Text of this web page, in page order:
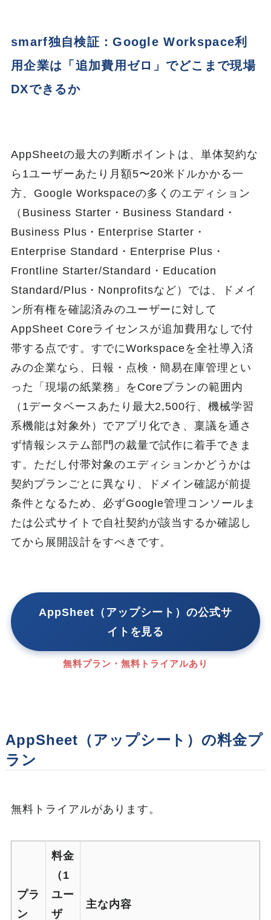
smarf独自検証：Google Workspace利
用企業は「追加費用ゼロ」でどこまで現場
DXできるか
AppSheetの最大の判断ポイントは、単体契約な
ら1ユーザーあたり月額5〜20米ドルかかる一
方、Google Workspaceの多くのエディション
（Business Starter・Business Standard・
Business Plus・Enterprise Starter・
Enterprise Standard・Enterprise Plus・
Frontline Starter/Standard・Education
Standard/Plus・Nonprofitsなど）では、ドメイ
ン所有権を確認済みのユーザーに対して
AppSheet Coreライセンスが追加費用なしで付
帯する点です。すでにWorkspaceを全社導入済
みの企業なら、日報・点検・簡易在庫管理とい
った「現場の紙業務」をCoreプランの範囲内
（1データベースあたり最大2,500行、機械学習
系機能は対象外）でアプリ化でき、稟議を通さ
ず情報システム部門の裁量で試作に着手できま
す。ただし付帯対象のエディションかどうかは
契約プランごとに異なり、ドメイン確認が前提
条件となるため、必ずGoogle管理コンソールま
たは公式サイトで自社契約が該当するか確認し
てから展開設計をすべきです。
AppSheet（アップシート）の公式サ
イトを見る
無料プラン・無料トライアルあり
AppSheet（アップシート）の料金プ
ラン
無料トライアルがあります。
プラ
ン
料金
（1
ユー
ザ
主な内容